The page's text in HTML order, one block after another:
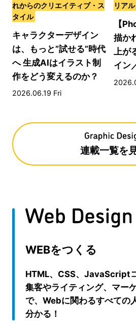
れからのクリエイティブ・ス
タイル
キャラクターデザイン
は、もっと”試せる”時代
へ 生成AIはイラスト制
作をどう変えるのか？
2026.06.19 Fri
リアル
【
描か
上が
イン
工）
連載一覧を
WEBをつくる
HTML、CSS、JavaScript
集客やライティング、マー
で、Webに関わるすべての
分かる！